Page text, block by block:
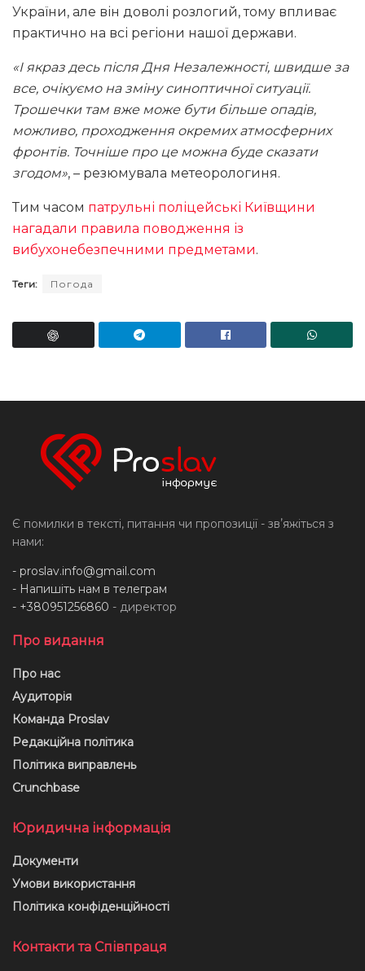
України, але він доволі розлогий, тому впливає
практично на всі регіони нашої держави.
«І якраз десь після Дня Незалежності, швидше за
все, очікуємо на зміну синоптичної ситуації.
Трошечки там вже може бути більше опадів,
можливо, проходження окремих атмосферних
фронтів. Точніше про це можна буде сказати
згодом», – резюмувала метеорологиня.
Тим часом патрульні поліцейські Київщини
нагадали правила поводження із
вибухонебезпечними предметами.
Теги: Погода
Є помилки в тексті, питання чи пропозиції - звʼяжіться з
нами:
- proslav.info@gmail.com
- Напишіть нам в телеграм
- +380951256860 - директор
Про видання
Про нас
Аудиторія
Команда Proslav
Редакційна політика
Політика виправлень
Crunchbase
Юридична інформація
Документи
Умови використання
Політика конфіденційності
Контакти та Співпраця